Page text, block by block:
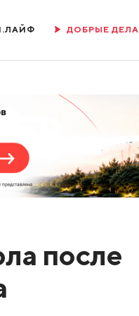
ДОБРЫЕ ДЕЛА
после